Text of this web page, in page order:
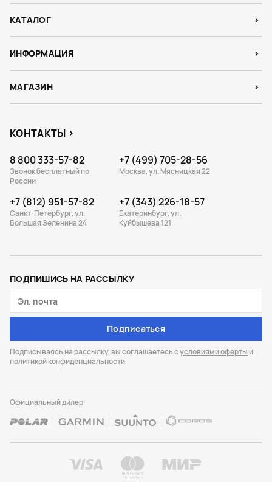
КАТАЛОГ
ИНФОРМАЦИЯ
МАГАЗИН
КОНТАКТЫ
8 800 333-57-82
Звонок бесплатный по
России
+7 (499) 705-28-56
Москва, ул. Мясницкая 22
+7 (812) 951-57-82
Санкт-Петербург, ул.
Большая Зеленина 24
+7 (343) 226-18-57
Екатеринбург, ул.
Куйбышева 121
ПОДПИШИСЬ НА РАССЫЛКУ
Подписаться
Подписываясь на рассылку, вы соглашаетесь сусловиями оферты и
политикой конфиденциальности
Официальный дилер: